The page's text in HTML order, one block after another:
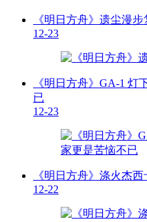
《明日方舟》遗尘漫
12-23
《明日方舟》GA-1 灯
已
12-23
《明日方舟》涤火杰
12-22